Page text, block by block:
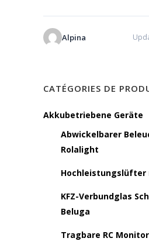
Alpina
CATÉGORIES DE
Akkubetriebene Geräte
Abwickelbarer
Rolalight
KFZ-Verbundglas
Beluga
Tragbare RC